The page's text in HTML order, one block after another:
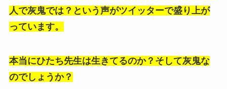
人で灰鬼では？という声がツイッターで盛り上が
っています。
本当にひたち先生は生きてるのか？そして灰鬼な
のでしょうか？